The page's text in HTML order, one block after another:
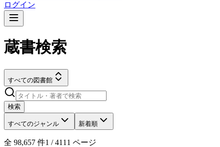
ログイン
蔵書検索
すべての図書館
検索
すべてのジャンル 新着順
全 98,657 件1 /4111 ページ